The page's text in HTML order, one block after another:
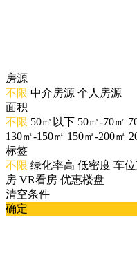
房源
不限 中介房源 个人房源
面积
不限 50㎡以下 50㎡-70㎡
130㎡-150㎡ 150㎡-200㎡
标签
不限 绿化率高 低密度 车
房 VR看房 优惠楼盘
清空条件
确定